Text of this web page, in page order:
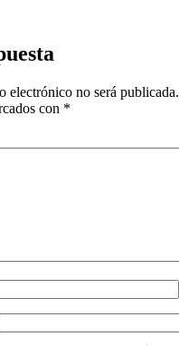
electrónico no será publicada.
con *